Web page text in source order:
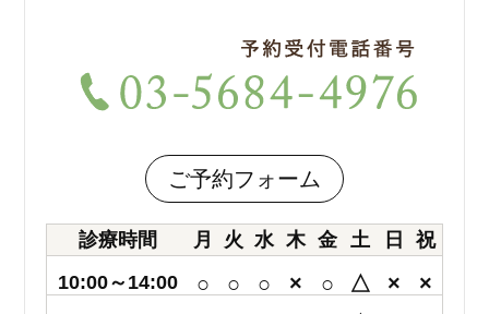
ご予約フォーム
診療時間 月 火 水 木 金 土 日
祝
10:00～14:00
○ ○ ○ × ○ △ × ×